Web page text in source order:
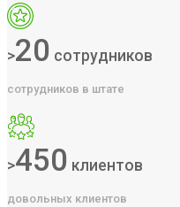
>20 сотрудников
сотрудников в штате
>450 клиентов
довольных клиентов